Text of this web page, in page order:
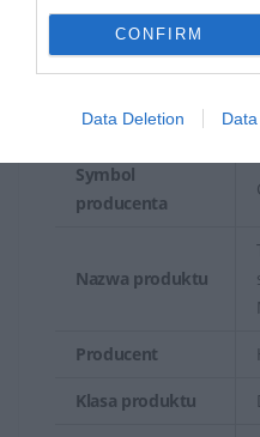
CONFIRM
Data Deletion
Tworzywa sztuczne
HP pomagają zmniejszyć
Symbol
producenta
Nazwa produktu
Producent
Klasa produktu